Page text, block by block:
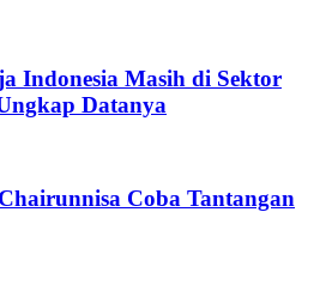
Indonesia Masih di Sektor
Datanya
Coba Tantangan